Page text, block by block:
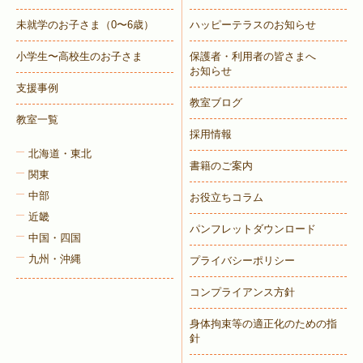
未就学のお子さま （0〜6歳）
小学生〜高校生のお子さま
支援事例
教室一覧
北海道・東北
関東
中部
近畿
中国・四国
九州・沖縄
ハッピーテラスのお知らせ
保護者・利用者の皆さまへ
お知らせ
教室ブログ
採用情報
書籍のご案内
お役立ちコラム
パンフレットダウンロード
プライバシーポリシー
コンプライアンス方針
身体拘束等の適正化のための指
針